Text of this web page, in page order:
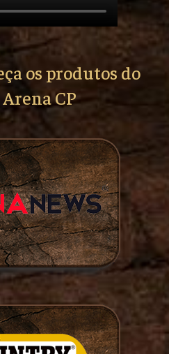
os produtos do
CP